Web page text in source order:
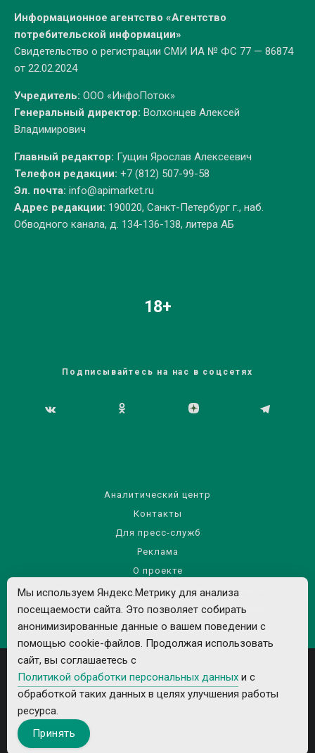
Информационное агентство «Агентство
потребительской информации»
Свидетельство о регистрации СМИ ИА № ФС 77 — 86874
от 22.02.2024
Учредитель: ООО «ИнфоПоток»
Генеральный директор: Волхонцев Алексей
Владимирович
Главный редактор: Гущин Ярослав Алексеевич
Телефон редакции: +7 (812) 507-99-58
Эл. почта: info@apimarket.ru
Адрес редакции: 190020, Санкт-Петербург г., наб.
Обводного канала, д. 134-136-138, литера АБ
18+
Подписывайтесь на нас в соцсетях
Аналитический центр
Контакты
Для пресс-служб
Реклама
О проекте
Правила использования материалов сайта
Политика обработки персональных данных
Все рекламируемые товары и услуги имеют необходимые лицензии и
Мы используем Яндекс.Метрику для анализа
посещаемости сайта. Это позволяет собирать
анонимизированные данные о вашем поведении с
помощью cookie-файлов. Продолжая использовать
сайт, вы соглашаетесь с
Политикой обработки персональных данных и с
обработкой таких данных в целях улучшения работы
ресурса.
Принять